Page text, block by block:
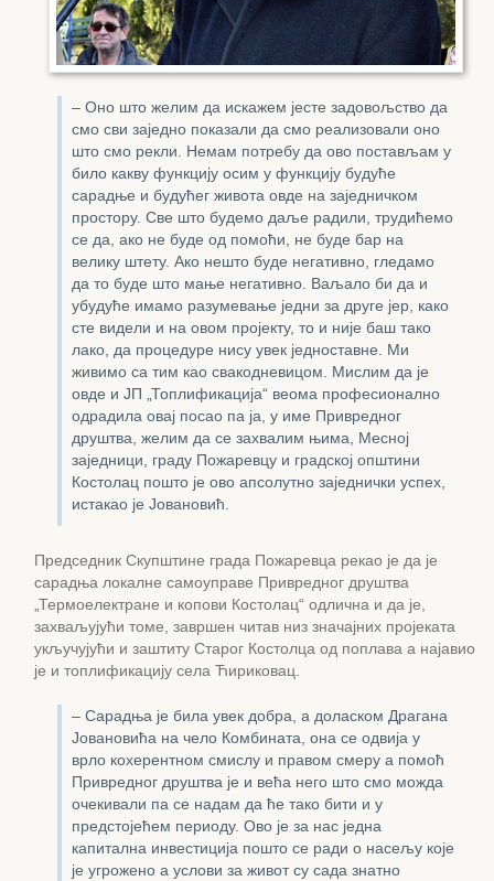
– Оно што желим да искажем јесте задовољство да
смо сви заједно показали да смо реализовали оно
што смо рекли. Немам потребу да ово постављам у
било какву функцију осим у функцију будуће
сарадње и будућег живота овде на заједничком
простору. Све што будемо даље радили, трудићемо
се да, ако не буде од помоћи, не буде бар на
велику штету. Ако нешто буде негативно, гледамо
да то буде што мање негативно. Ваљало би да и
убудуће имамо разумевање једни за друге јер, како
сте видели и на овом пројекту, то и није баш тако
лако, да процедуре нису увек једноставне. Ми
живимо са тим као свакодневицом. Мислим да је
овде и ЈП „Топлификација“ веома професионално
одрадила овај посао па ја, у име Привредног
друштва, желим да се захвалим њима, Месној
заједници, граду Пожаревцу и градској општини
Костолац пошто је ово апсолутно заједнички успех,
истакао је Јовановић.
Председник Скупштине града Пожаревца рекао је да је
сарадња локалне самоуправе Привредног друштва
„Термоелектране и копови Костолац“ одлична и да је,
захваљујући томе, завршен читав низ значајних пројеката
укључујући и заштиту Старог Костолца од поплава а најавио
је и топлификацију села Ћириковац.
– Сарадња је била увек добра, а доласком Драгана
Јовановића на чело Комбината, она се одвија у
врло кохерентном смислу и правом смеру а помоћ
Привредног друштва је и већа него што смо можда
очекивали па се надам да ће тако бити и у
предстојећем периоду. Ово је за нас једна
капитална инвестиција пошто се ради о насељу које
је угрожено а услови за живот су сада знатно